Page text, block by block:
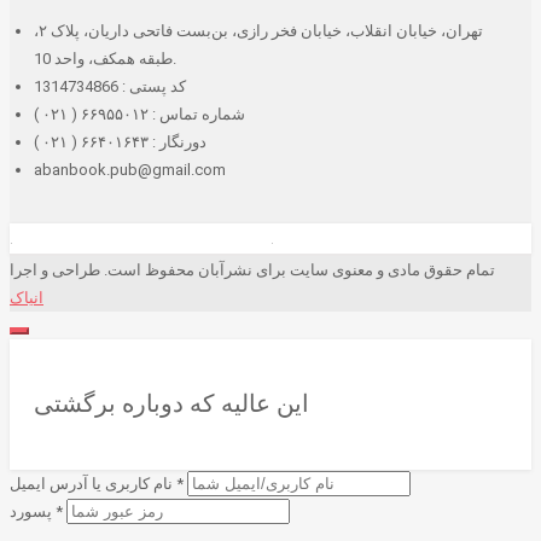
تهران، خیابان انقلاب، خیابان فخر رازی، بن‌بست فاتحی داریان، پلاک ۲،
طبقه همکف، واحد 10.
کد پستی : 1314734866
شماره تماس : ۶۶۹۵۵۰۱۲ ( ۰۲۱ )
دورنگار : ۶۶۴۰۱۶۴۳ ( ۰۲۱ )
abanbook.pub@gmail.com
تمام حقوق مادی و معنوی سایت برای نشرآبان محفوظ است. طراحی و اجرا
انیاک
این عالیه که دوباره برگشتی
*
*